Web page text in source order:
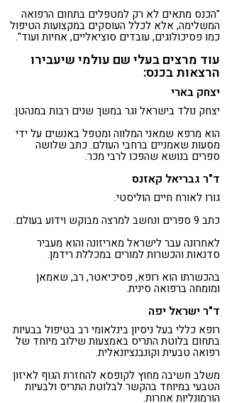
"הכנס מתאים לא רק למטפלים בתחום הרפואה
המשלימה, אלא לכלל העוסקים במקצועות הטיפול
כמו פסיכולוגים, עובדים סוציאליים, אחיות ועוד".
עוד מרצים בעלי שם עולמי שיעבירו
הרצאות בכנס:
יצחק בארי
יצחק נולד בישראל וגר במשך שנים רבות במנהטן.
הוא מרפא שמאני המלווה ומטפל באנשים על ידי
מסעות שאמניים ברחבי העולם. כתב שלושה
ספרים בנושא שהפכו לרבי מכר.
ד"ר גבריאל קאזנס
גורו לאורח חיים הוליסטי.
כתב 9 ספרים ונחשב למרצה מבוקש וידוע בעולם.
לאחרונה עבר לישראל מאריזונה והוא מעביר
סדנאות והכשרות למורים במכללת רידמן.
בהכשרתו הוא רופא, פסיכיאטר, רב, שאמאן
ומומחה ברפואה סינית.
ד"ר ישראל יפה
רופא כללי בעל ניסיון בינלאומי רב בטיפול בבעיות
בתחום בלוטת התריס באמצעות שילוב מיוחד של
רפואה טבעית וקונבנציונאלית.
משלב חשיבה מחוץ לקופסא להחזרת הגוף לאיזון
הטבעי במיוחד בהקשר לבלוטת התריס ולבעיות
הורמונליות אחרות.